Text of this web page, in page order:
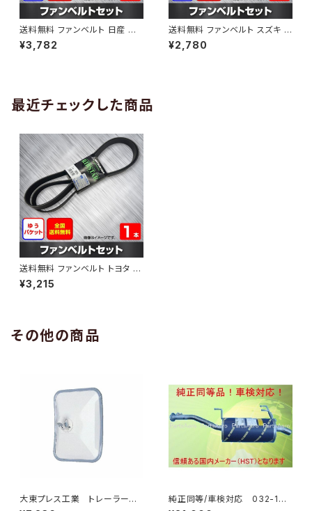
送料無料 ファンベルト 日産 キ
ューブ 型式Z12 H20.11～H24.
10 （国内トップメーカー） 1本 H
¥3,782
送料無料 ファンベルト スズキ ワ
ゴンR 型式MH34S H24.09～
H29.02 （国内トップメーカー）
¥2,780
最近チェックした商品
送料無料 ファンベルト トヨタ ヴ
ォクシー 型式ZRR75G H19.06
～H19.07 （国内トップメーカ
¥3,215
その他の商品
大東プレス工業 トレーラーミ
ラー UD L013 NS角型
純正同等/車検対応 032-132
タウンエース ライトエース トラ